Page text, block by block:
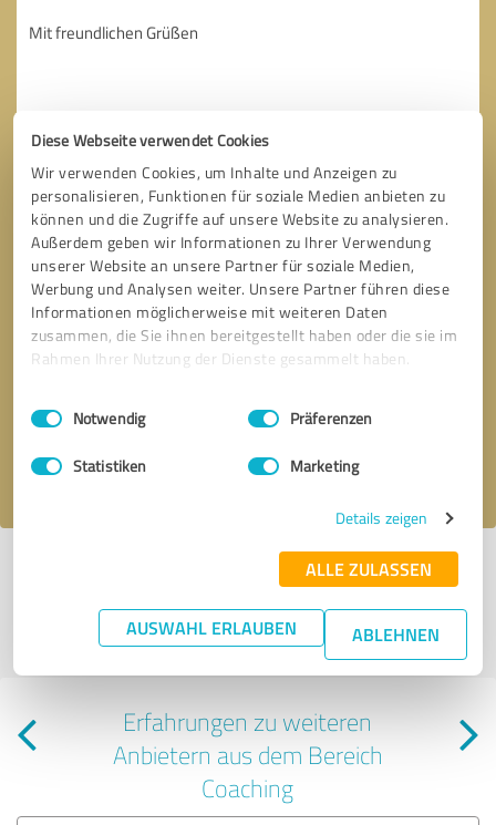
Diese Webseite verwendet Cookies
Wir verwenden Cookies, um Inhalte und Anzeigen zu
personalisieren, Funktionen für soziale Medien anbieten zu
können und die Zugriffe auf unsere Website zu analysieren.
Außerdem geben wir Informationen zu Ihrer Verwendung
unserer Website an unsere Partner für soziale Medien,
Werbung und Analysen weiter. Unsere Partner führen diese
Informationen möglicherweise mit weiteren Daten
zusammen, die Sie ihnen bereitgestellt haben oder die sie im
Rahmen Ihrer Nutzung der Dienste gesammelt haben.
Impressum Datenschutzbestimmungen
Einwilligungsauswahl
Notwendig Präferenzen
Statistiken Marketing
Details zeigen
ALLE ZULASSEN
AUSWAHL ERLAUBEN ABLEHNEN
* Erforderliche Angaben
Nachricht senden
Ich stimme denDatenschutzbestimmungenzu.
Alle Bewertungen und Erfahrungen zu Physikcoach sind subjektive
Meinungen der Verfasser | Für den Inhalt der Seite ist der Profilinhaber
verantwortlich| Es werden nur die vom Profilinhaber veröffentlichten
Bewertungen der letzten 24 Monate angezeigt | Profil aktiv seit
10.02.2020 |Letzte Aktualisierung: 19.09.2024 |Profil melden
Erfahrungen zu weiteren
Anbietern aus dem Bereich
Coaching